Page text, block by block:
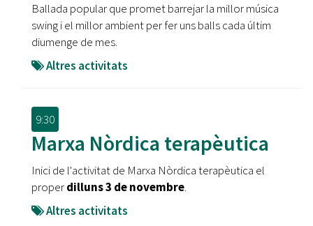
Ballada popular que promet barrejar la millor música
swing i el millor ambient per fer uns balls cada últim
diumenge de mes.
Altres activitats
9:30
Marxa Nòrdica terapèutica
Inici de l'activitat de Marxa Nòrdica terapèutica el
properdilluns 3 de novembre.
Altres activitats